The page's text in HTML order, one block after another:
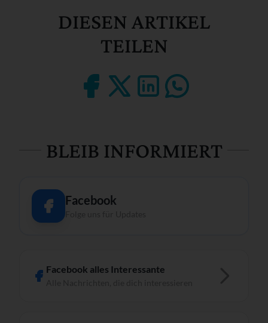
DIESEN ARTIKEL
TEILEN
BLEIB INFORMIERT
Facebook
Facebook alles Interessante